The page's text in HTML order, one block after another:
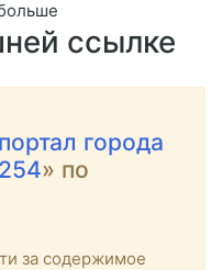
ссылке
города
» по
за содержимое